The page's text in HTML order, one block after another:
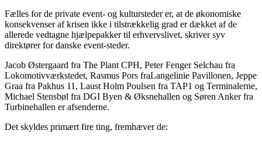
Fælles for de private event- og kultursteder er, at de økonomiske
konsekvenser af krisen ikke i tilstrækkelig grad er dækket af de
allerede vedtagne hjælpepakker til erhvervslivet, skriver syv
direktører for danske event-steder.
Jacob Østergaard fra The Plant CPH, Peter Fenger Selchau fra
Lokomotivværkstedet, Rasmus Pors fraLangelinie Pavillonen, Jeppe
Graa fra Pakhus 11, Laust Holm Poulsen fra TAP1 og Terminalerne,
Michael Stensbøl fra DGI Byen & Øksnehallen og Søren Anker fra
Turbinehallen er afsenderne.
Det skyldes primært fire ting, fremhæver de: